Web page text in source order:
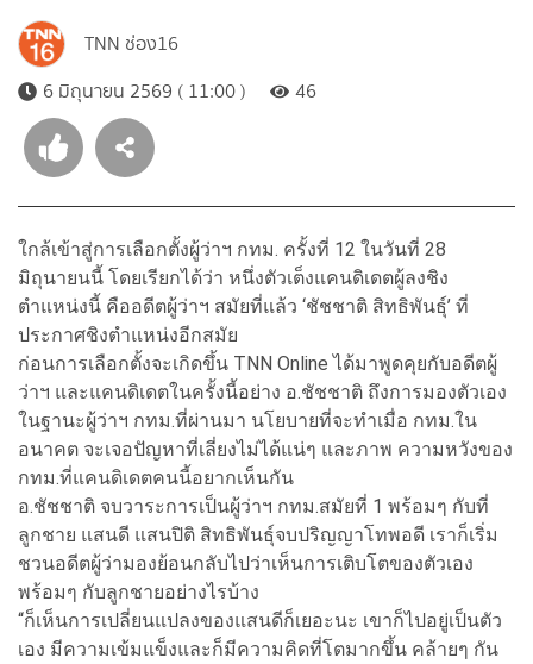
TNN ช่อง16
6 มิถุนายน 2569 ( 11:00 )
46
ใกล้เข้าสู่การเลือกตั้งผู้ว่าฯ กทม. ครั้งที่ 12 ในวันที่ 28
มิถุนายนนี้ โดยเรียกได้ว่า หนึ่งตัวเต็งแคนดิเดตผู้ลงชิง
ตำแหน่งนี้ คืออดีตผู้ว่าฯ สมัยที่แล้ว ‘ชัชชาติ สิทธิพันธุ์’ ที่
ประกาศชิงตำแหน่งอีกสมัย
ก่อนการเลือกตั้งจะเกิดขึ้น TNN Online ได้มาพูดคุยกับอดีตผู้
ว่าฯ และแคนดิเดตในครั้งนี้อย่าง อ.ชัชชาติ ถึงการมองตัวเอง
ในฐานะผู้ว่าฯ กทม.ที่ผ่านมา นโยบายที่จะทำเมื่อ กทม.ใน
อนาคต จะเจอปัญหาที่เลี่ยงไม่ได้แน่ๆ และภาพ ความหวังของ
กทม.ที่แคนดิเดตคนนี้อยากเห็นกัน
อ.ชัชชาติ จบวาระการเป็นผู้ว่าฯ กทม.สมัยที่ 1 พร้อมๆ กับที่
ลูกชาย แสนดี แสนปิติ สิทธิพันธุ์จบปริญญาโทพอดี เราก็เริ่ม
ชวนอดีตผู้ว่ามองย้อนกลับไปว่าเห็นการเติบโตของตัวเอง
พร้อมๆ กับลูกชายอย่างไรบ้าง
“ก็เห็นการเปลี่ยนแปลงของแสนดีก็เยอะนะ เขาก็ไปอยู่เป็นตัว
เอง มีความเข้มแข็งและก็มีความคิดที่โตมากขึ้น คล้ายๆ กัน